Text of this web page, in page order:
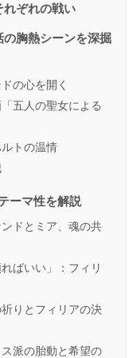
れぞれの戦い
の胸熱シーンを深掘
の心を開く
五人の聖女による
トの温情
ーマ性を解説
ドとミア、魂の共
ばいい」：フィリ
りとフィリアの決
派の胎動と希望の